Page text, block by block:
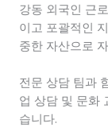
강동 외국인 근
이고 포괄적인
중한 자산으로
전문 상담 팀과
업 상담 및 문화
습니다.